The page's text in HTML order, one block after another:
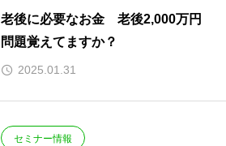
老後に必要なお金 老後2,000万円
問題覚えてますか？
2025.01.31
セミナー情報